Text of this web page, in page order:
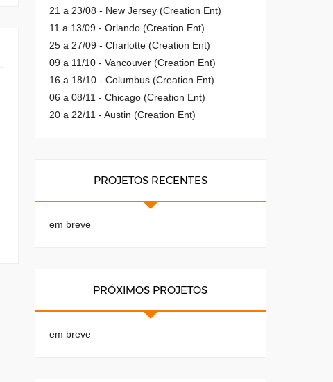
21 a 23/08 - New Jersey (Creation Ent)
11 a 13/09 - Orlando (Creation Ent)
25 a 27/09 - Charlotte (Creation Ent)
09 a 11/10 - Vancouver (Creation Ent)
16 a 18/10 - Columbus (Creation Ent)
06 a 08/11 - Chicago (Creation Ent)
20 a 22/11 - Austin (Creation Ent)
PROJETOS RECENTES
em breve
PRÓXIMOS PROJETOS
em breve